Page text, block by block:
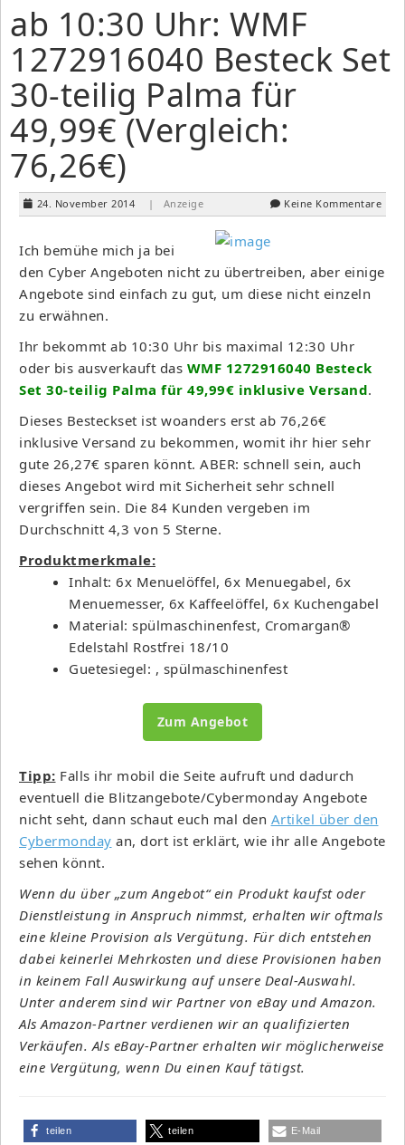
ab 10:30 Uhr: WMF
1272916040 Besteck Set
30-teilig Palma für
49,99€ (Vergleich:
76,26€)
24. November 2014 | Anzeige Keine Kommentare
Ich bemühe mich ja bei
den Cyber Angeboten nicht zu übertreiben, aber einige
Angebote sind einfach zu gut, um diese nicht einzeln
zu erwähnen.
Ihr bekommt ab 10:30 Uhr bis maximal 12:30 Uhr
oder bis ausverkauft das WMF 1272916040 Besteck
Set 30-teilig Palma für 49,99€ inklusive Versand.
Dieses Besteckset ist woanders erst ab 76,26€
inklusive Versand zu bekommen, womit ihr hier sehr
gute 26,27€ sparen könnt. ABER: schnell sein, auch
dieses Angebot wird mit Sicherheit sehr schnell
vergriffen sein. Die 84 Kunden vergeben im
Durchschnitt 4,3 von 5 Sterne.
Produktmerkmale:
Inhalt: 6x Menuelöffel, 6x Menuegabel, 6x
Menuemesser, 6x Kaffeelöffel, 6x Kuchengabel
Material: spülmaschinenfest, Cromargan®
Edelstahl Rostfrei 18/10
Guetesiegel: , spülmaschinenfest
Zum Angebot
Tipp: Falls ihr mobil die Seite aufruft und dadurch
eventuell die Blitzangebote/Cybermonday Angebote
nicht seht, dann schaut euch mal den Artikel über den
Cybermonday an, dort ist erklärt, wie ihr alle Angebote
sehen könnt.
Wenn du über „zum Angebot“ ein Produkt kaufst oder
Dienstleistung in Anspruch nimmst, erhalten wir oftmals
eine kleine Provision als Vergütung. Für dich entstehen
dabei keinerlei Mehrkosten und diese Provisionen haben
in keinem Fall Auswirkung auf unsere Deal-Auswahl.
Unter anderem sind wir Partner von eBay und Amazon.
Als Amazon-Partner verdienen wir an qualifizierten
Verkäufen. Als eBay-Partner erhalten wir möglicherweise
eine Vergütung, wenn Du einen Kauf tätigst.
teilen teilen E-Mail